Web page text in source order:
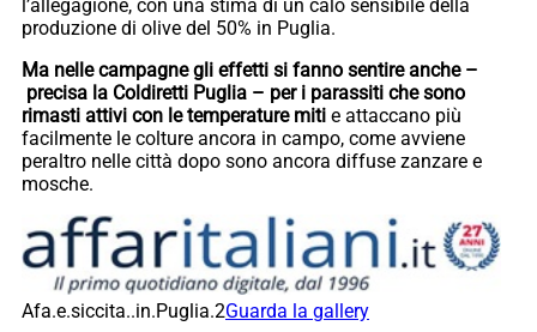
l’allegagione, con una stima di un calo sensibile della
produzione di olive del 50% in Puglia.
Ma nelle campagne gli effetti si fanno sentire anche –
precisa la Coldiretti Puglia – per i parassiti che sono
rimasti attivi con le temperature miti e attaccano più
facilmente le colture ancora in campo, come avviene
peraltro nelle città dopo sono ancora diffuse zanzare e
mosche.
Afa.e.siccita..in.Puglia.2Guarda la gallery